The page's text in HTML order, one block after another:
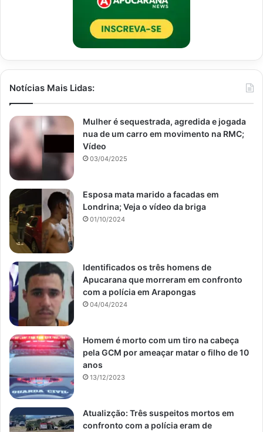
Notícias Mais Lidas:
Mulher é sequestrada, agredida e jogada
nua de um carro em movimento na RMC;
Vídeo
03/04/2025
Esposa mata marido a facadas em
Londrina; Veja o vídeo da briga
01/10/2024
Identificados os três homens de
Apucarana que morreram em confronto
com a polícia em Arapongas
04/04/2024
Homem é morto com um tiro na cabeça
pela GCM por ameaçar matar o filho de 10
anos
13/12/2023
Atualizção: Três suspeitos mortos em
confronto com a polícia eram de